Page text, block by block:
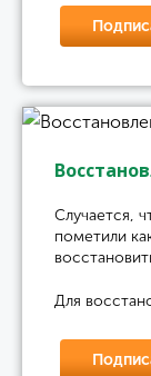
Случается,
пометили
Для